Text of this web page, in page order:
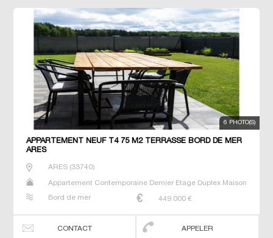
6 PHOTO(S)
APPARTEMENT NEUF T4 75 M2 TERRASSE BORD DE MER
ARES
ARES(33740)
Appartement Contemporaine Dernier Etage Duplex Maison
Bord de mer
449 000 €
CONTACT APPELER